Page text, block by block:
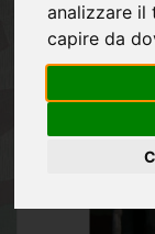
analizzare il
capire da
MATERIALE
POST